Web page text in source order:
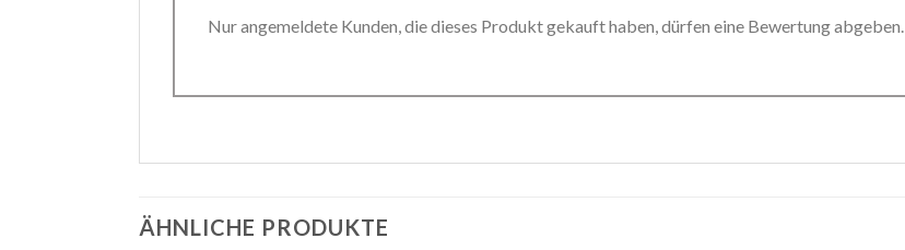
Nur angemeldete Kunden, die dieses Produkt gekauft haben, dürfen eine Bewertung abgeben.
ÄHNLICHE PRODUKTE